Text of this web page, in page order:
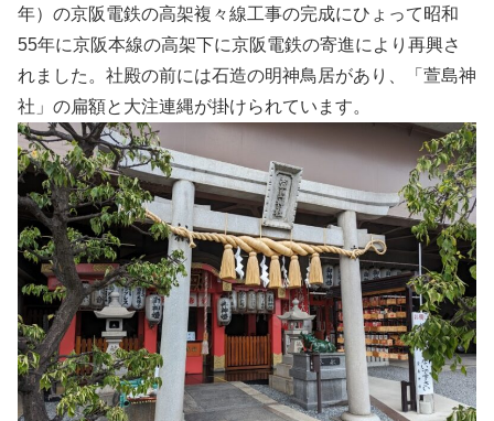
年）の京阪電鉄の高架複々線工事の完成にひょって昭和
55年に京阪本線の高架下に京阪電鉄の寄進により再興さ
れました。社殿の前には石造の明神鳥居があり、「萱島神
社」の扁額と大注連縄が掛けられています。